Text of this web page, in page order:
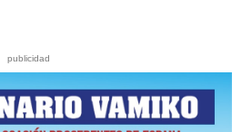
publicidad